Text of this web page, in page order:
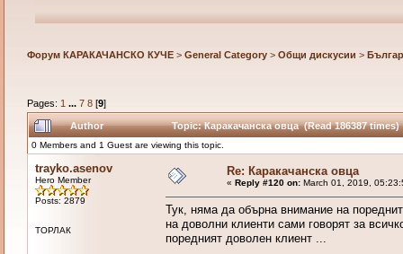
Форум КАРАКАЧАНСКО КУЧЕ> General Category> Общи дискусии >
Pages: 1 ... 7 8[9]
Author Topic: Каракачанска овца (Read 186387 times)
0 Members and 1 Guest are viewing this topic.
trayko.asenov
Hero Member
Posts: 2879
ТОРЛАК
Re: Каракачанска овца
« Reply #120 on:March 01, 2019,
Тук, няма да обърна внимание на
на доволни клиенти сами говорят за
поредният доволен клиент ...